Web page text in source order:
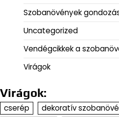
Szobanövények
Uncategorized
Vendégcikkek a
Virágok
Virágok:
cserép dekoratív